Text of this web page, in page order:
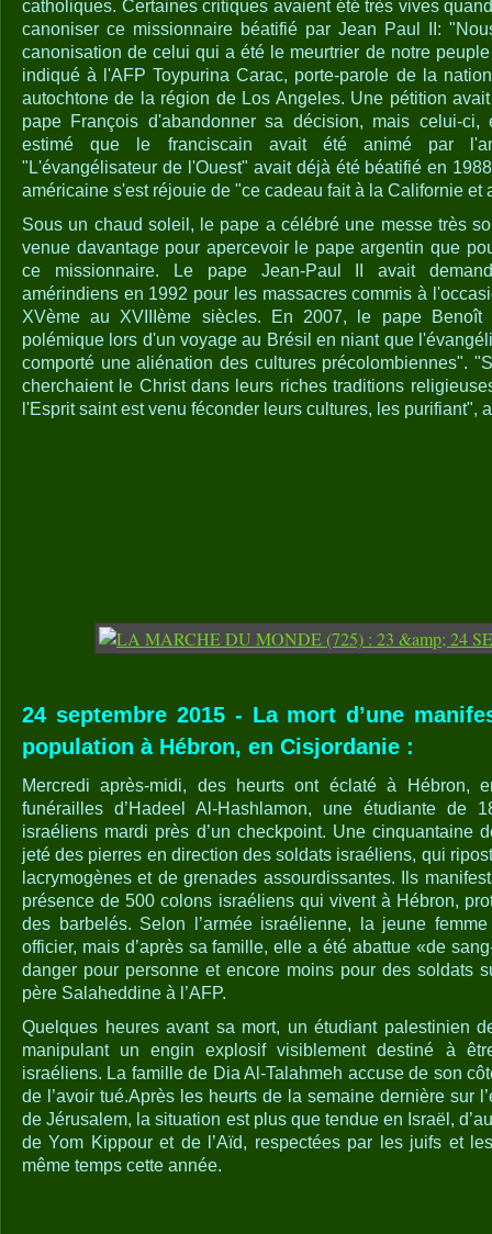
catholiques. Certaines critiques avaient été très vives
canoniser ce missionnaire béatifié par Jean Paul II:
canonisation de celui qui a été le meurtrier de notre
indiqué à l'AFP Toypurina Carac, porte-parole de la
autochtone de la région de Los Angeles. Une pétition
pape François d'abandonner sa décision, mais celui-ci,
estimé que le franciscain avait été animé par
"L'évangélisateur de l'Ouest" avait déjà été béatifié en
américaine s'est réjouie de "ce cadeau fait à la Californie et
Sous un chaud soleil, le pape a célébré une messe très
venue davantage pour apercevoir le pape argentin que
ce missionnaire. Le pape Jean-Paul II avait
amérindiens en 1992 pour les massacres commis à
XVème au XVIIIème siècles. En 2007, le pape Benoît
polémique lors d'un voyage au Brésil en niant que
comporté une aliénation des cultures précolombiennes".
cherchaient le Christ dans leurs riches traditions
l'Esprit saint est venu féconder leurs cultures, les purifiant",
24 septembre 2015 - La mort d’une
population à Hébron, en Cisjordanie :
Mercredi après-midi, des heurts ont éclaté à Hébron,
funérailles d’Hadeel Al-Hashlamon, une étudiante de
israéliens mardi près d’un checkpoint. Une cinquantaine
jeté des pierres en direction des soldats israéliens, qui
lacrymogènes et de grenades assourdissantes. Ils
présence de 500 colons israéliens qui vivent à Hébron,
des barbelés. Selon l’armée israélienne, la jeune
officier, mais d’après sa famille, elle a été abattue «de
danger pour personne et encore moins pour des soldats
père Salaheddine à l’AFP.
Quelques heures avant sa mort, un étudiant palestinien
manipulant un engin explosif visiblement destiné à
israéliens. La famille de Dia Al-Talahmeh accuse de son
de l’avoir tué.Après les heurts de la semaine dernière sur
de Jérusalem, la situation est plus que tendue en Israël,
de Yom Kippour et de l’Aïd, respectées par les juifs et
même temps cette année.